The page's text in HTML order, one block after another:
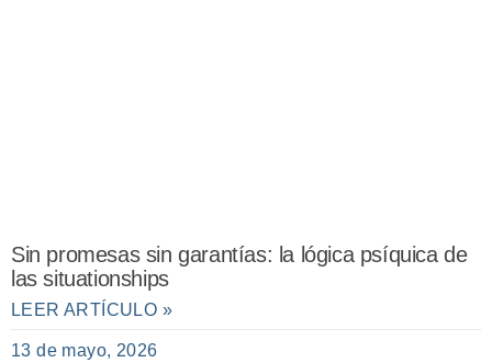
Sin promesas sin garantías: la lógica psíquica de
las situationships
LEER ARTÍCULO »
13 de mayo, 2026